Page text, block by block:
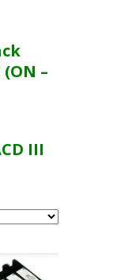
–
III